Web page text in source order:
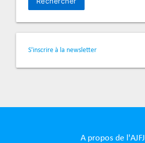
S'inscrire à la newsletter
A propos de l'AJFJ